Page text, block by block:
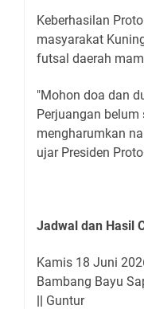
Keberhasilan
masyarakat
futsal daerah
"Mohon doa dan
Perjuangan
mengharumkan
ujar Presiden
Jadwal dan Hasil
Kamis 18 Juni
Bambang Bayu
|| Guntur